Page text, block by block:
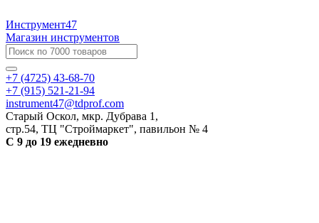
Инструмент47
Магазин инструментов
+7 (4725) 43-68-70
+7 (915) 521-21-94
instrument47@tdprof.com
Старый Оскол, мкр. Дубрава 1,
стр.54, ТЦ "Строймаркет", павильон № 4
С 9 до 19 ежедневно